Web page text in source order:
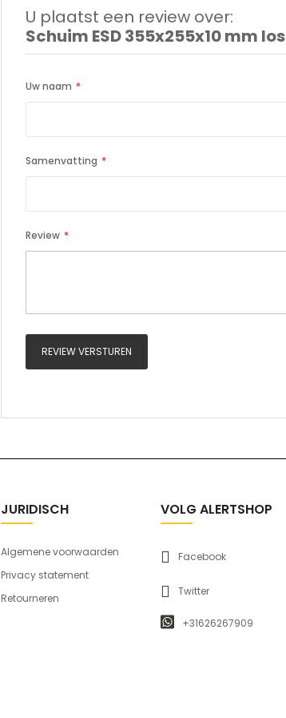
U plaatst een review over:
Schuim ESD 355x255x10 mm los
Uw naam
Samenvatting
Review
REVIEW VERSTUREN
JURIDISCH
Algemene voorwaarden
Privacy statement
Retourneren
VOLG ALERTSHOP
Facebook
Twitter
+31626267909